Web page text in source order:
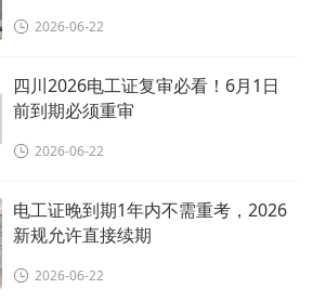
2026-06-22
四川2026电工证复审必看！6月1日
前到期必须重审
2026-06-22
电工证晚到期1年内不需重考，2026
新规允许直接续期
2026-06-22